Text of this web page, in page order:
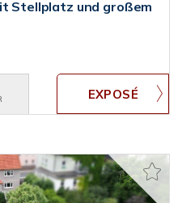
Stellplatz und großem